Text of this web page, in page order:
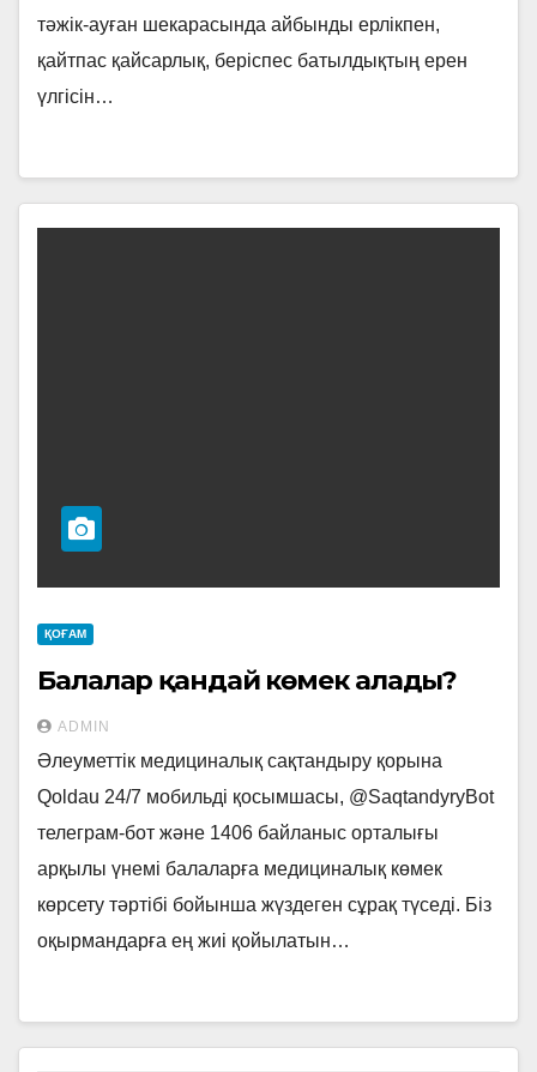
тәжік-ауған шекарасында айбынды ерлікпен,
қайтпас қайсарлық, беріспес батылдықтың ерен
үлгісін…
ҚОҒАМ
Балалар қандай көмек алады?
ADMIN
Әлеуметтік медициналық сақтандыру қорына
Qoldau 24/7 мобильді қосымшасы, @SaqtandyryBot
телеграм-бот және 1406 байланыс орталығы
арқылы үнемі балаларға медициналық көмек
көрсету тәртібі бойынша жүздеген сұрақ түседі. Біз
оқырмандарға ең жиі қойылатын…